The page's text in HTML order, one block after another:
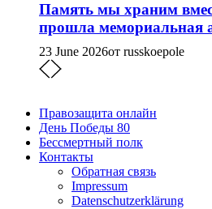
Память мы храним
прошла мемориальная
23 June 2026от russkoepole
Правозащита онлайн
День Победы 80
Бессмертный полк
Контакты
Обратная связь
Impressum
Datenschutzerklärung